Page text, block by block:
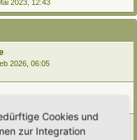
2023, 12:43
2026, 06:05
2024, 17:57
Cookies und
zur Integration